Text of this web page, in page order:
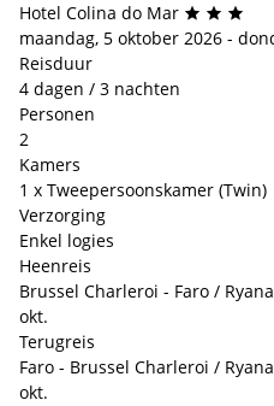
Hotel Colina do Mar
maandag, 5 oktober 2026 -
Reisduur
4 dagen / 3 nachten
Personen
2
Kamers
1 x Tweepersoonskamer (Twin)
Verzorging
Enkel logies
Heenreis
Brussel Charleroi - Faro /
okt.
Terugreis
Faro - Brussel Charleroi /
okt.